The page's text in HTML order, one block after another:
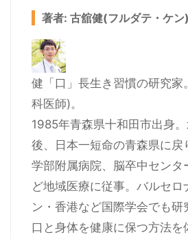
著者: 古舘健(フルダテ・ケン)
健「口」長生き習慣の研究家
科医師)。
1985年青森県十和田市出身
後、日本一短命の青森県に戻
学部附属病院、脳卒中センタ
ど地域医療に従事。バルセロ
ン・香港など国際学会でも研
口と身体を健康に保つ方法を